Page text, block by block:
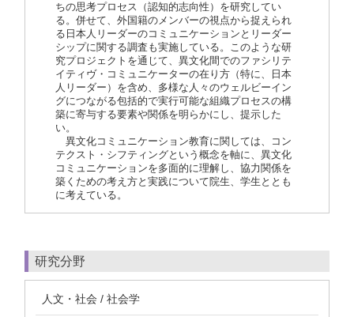
ちの思考プロセス（認知的志向性）を研究してい
る。併せて、外国籍のメンバーの視点から捉えられ
る日本人リーダーのコミュニケーションとリーダー
シップに関する調査も実施している。このような研
究プロジェクトを通じて、異文化間でのファシリテ
イティヴ・コミュニケーターの在り方（特に、日本
人リーダー）を含め、多様な人々のウェルビーイン
グにつながる包括的で実行可能な組織プロセスの構
築に寄与する要素や関係を明らかにし、提示した
い。
異文化コミュニケーション教育に関しては、コン
テクスト・シフティングという概念を軸に、異文化
コミュニケーションを多面的に理解し、協力関係を
築くための考え方と実践について院生、学生ととも
に考えている。
研究分野
人文・社会 / 社会学